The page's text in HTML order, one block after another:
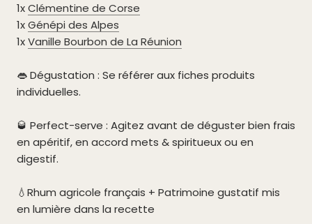
1xClémentine de Corse
1xGénépi des Alpes
1xVanille Bourbon de La Réunion
👄 Dégustation : Se référer aux fiches produits
individuelles.
🥃 Perfect-serve : Agitez avant de déguster bien frais
en apéritif, en accord mets & spiritueux ou en
digestif.
💧Rhum agricole français + Patrimoine gustatif mis
en lumière dans la recette